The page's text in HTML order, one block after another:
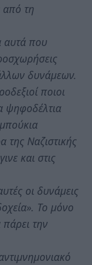
από τη
αυτά που
δυνάμεων.
ποιοι
ψηφοδέλτια
Ναζιστικής
και στις
οι δυνάμεις
Το μόνο
πάρει την